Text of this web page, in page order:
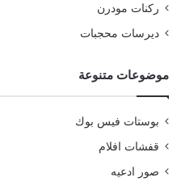
ركنات مودرن
ديرسات محجبات
موضوعات متنوعة
بوستات فيس بوك
قفشات افلام
صور ادعيه